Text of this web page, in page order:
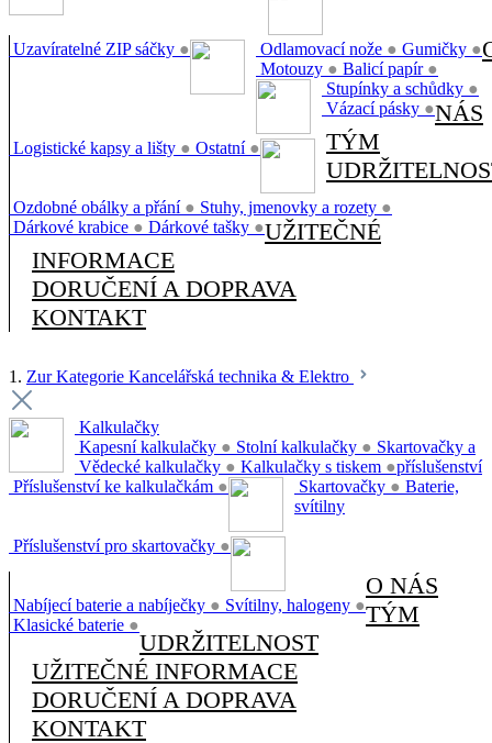
Uzavíratelné ZIP sáčky ● Odlamovací nože ● Gumičky ●
Motouzy ● Balicí papír ●
Stupínky a schůdky ●
Vázací pásky ●
Logistické kapsy a lišty ● Ostatní ●
Ozdobné obálky a přání ● Stuhy, jmenovky a rozety ●
Dárkové krabice ● Dárkové tašky ●
NÁS
TÝM
UŽITEČNÉ
INFORMACE
DORUČENÍ A DOPRAVA
KONTAKT
1. Zur Kategorie Kancelářská technika & Elektro
Kalkulačky
Kapesní kalkulačky ● Stolní kalkulačky ●
Vědecké kalkulačky ● Kalkulačky s tiskem ●
Příslušenství ke kalkulačkám ●
Skartovačky a
příslušenství
Skartovačky ●
Příslušenství pro skartovačky ●
Baterie,
svítilny
Nabíjecí baterie a nabíječky ● Svítilny, halogeny ●
Klasické baterie ●
O NÁS
TÝM
UDRŽITELNOST
UŽITEČNÉ INFORMACE
DORUČENÍ A DOPRAVA
KONTAKT